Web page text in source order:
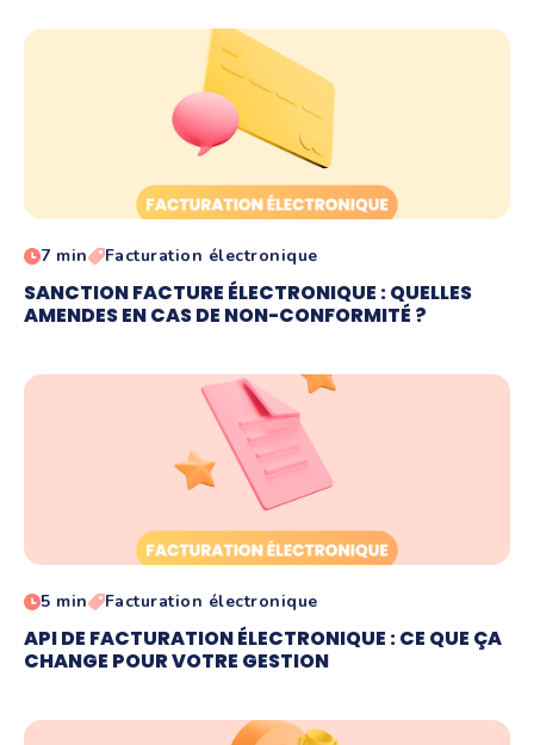
7 min Facturation électronique
SANCTION FACTURE ÉLECTRONIQUE : QUELLES
AMENDES EN CAS DE NON-CONFORMITÉ ?
5 min Facturation électronique
API DE FACTURATION ÉLECTRONIQUE : CE QUE ÇA
CHANGE POUR VOTRE GESTION